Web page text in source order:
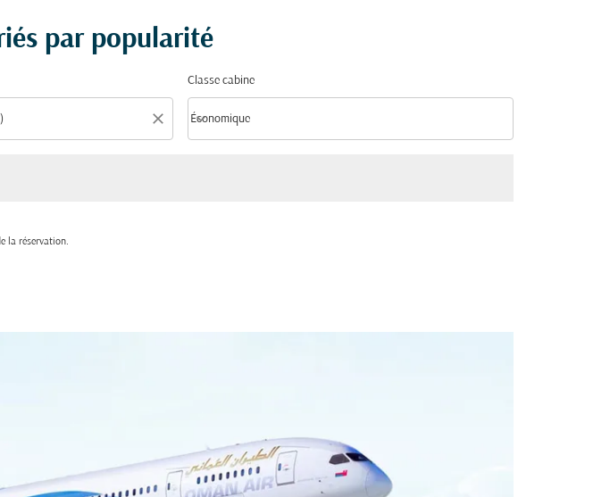
par popularité
close
Classe cabine
Classe cabine option Économique Selected
Économique
keyboard_arrow_down
la réservation.